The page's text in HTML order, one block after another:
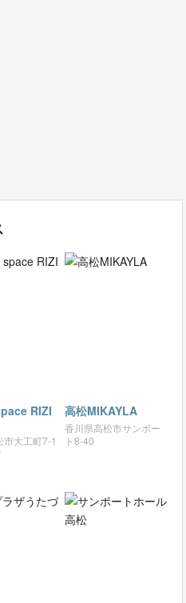
RIZI
市大工町7-1
高松MIKAYLA
香川県高松市サンポー
ト8-40